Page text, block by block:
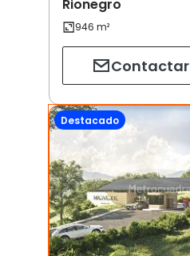
Rionegro
Contactar
Destacado